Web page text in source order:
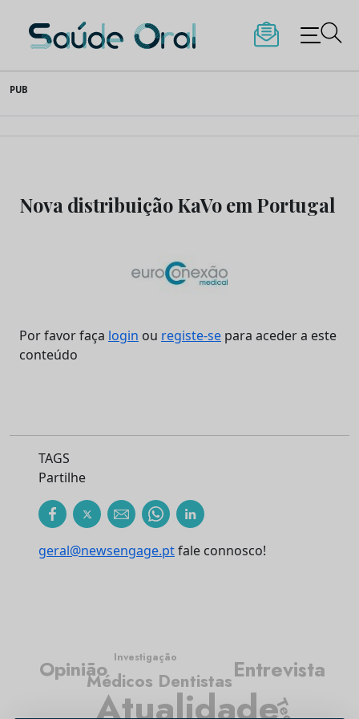
to
content
Saúde Oral
PUB
Nova distribuição KaVo em Portugal
Por favor faça login ou registe-se para aceder a este
conteúdo
TAGS
Partilhe
geral@newsengage.ptfale connosco!
Atualidade
Médicos DentistasEntrevista
Opinião Investigação